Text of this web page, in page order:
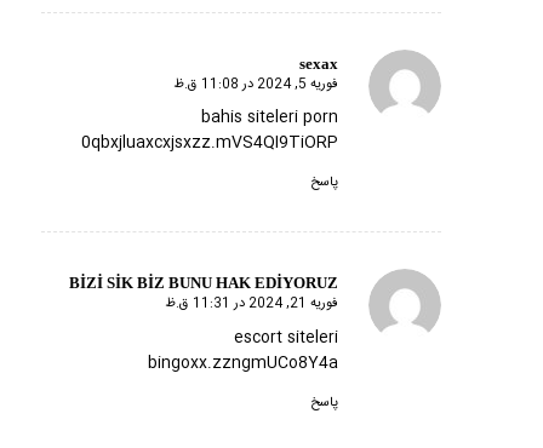
sexax
گفته:
فوریه 5, 2024 در 11:08 ق.ظ
bahis siteleri porn
0qbxjluaxcxjsxzz.mVS4QI9TiORP
پاسخ
BİZİ SİK BİZ BUNU HAK EDİYORUZ
گفته:
فوریه 21, 2024 در 11:31 ق.ظ
escort siteleri
bingoxx.zzngmUCo8Y4a
پاسخ